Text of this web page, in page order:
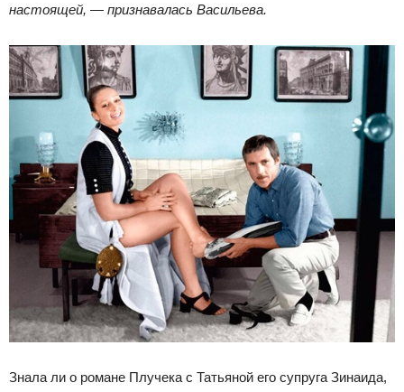
настоящей, — признавалась Васильева.
Знала ли о романе Плучека с Татьяной его супруга Зинаида,